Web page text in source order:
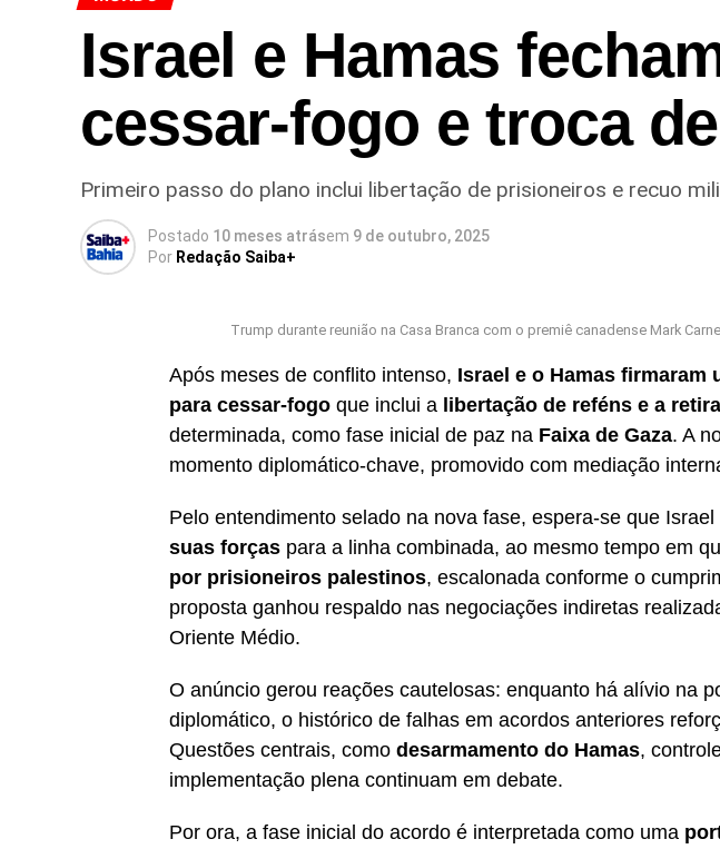
Israel e Hamas
cessar-fogo e troca
Primeiro passo do plano inclui libertação de prisioneiros e recuo
Postado 10 meses atrásem 9 de outubro, 2025
Por Redação Saiba+
Trump durante reunião na Casa Branca com o premiê canadense Mark
Após meses de conflito intenso, Israel e o Hamas firmaram
para cessar-fogo que inclui a libertação de reféns e a
determinada, como fase inicial de paz na Faixa de Gaza. A
momento diplomático-chave, promovido com mediação
Pelo entendimento selado na nova fase, espera-se que Israel
suas forças para a linha combinada, ao mesmo tempo em
por prisioneiros palestinos, escalonada conforme o
proposta ganhou respaldo nas negociações indiretas
Oriente Médio.
O anúncio gerou reações cautelosas: enquanto há alívio na
diplomático, o histórico de falhas em acordos anteriores
Questões centrais, como desarmamento do Hamas,
implementação plena continuam em debate.
Por ora, a fase inicial do acordo é interpretada como uma